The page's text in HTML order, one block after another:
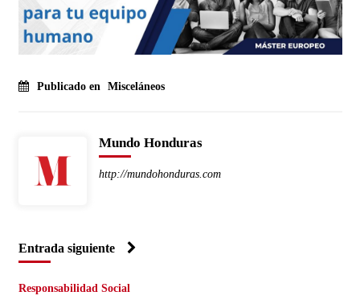
Publicado en Misceláneos
Mundo Honduras
http://mundohonduras.com
Entrada siguiente
Responsabilidad Social